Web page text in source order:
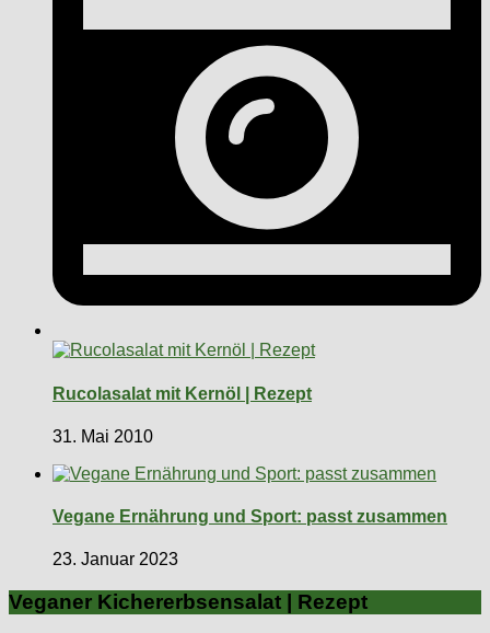
Rucolasalat mit Kernöl | Rezept
31. Mai 2010
Vegane Ernährung und Sport: passt zusammen
23. Januar 2023
Veganer Kichererbsensalat | Rezept